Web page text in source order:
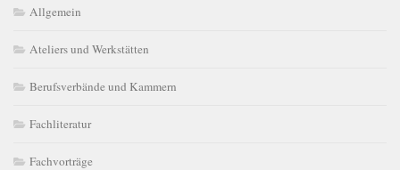
Allgemein
Ateliers und Werkstätten
Berufsverbände und Kammern
Fachliteratur
Fachvorträge